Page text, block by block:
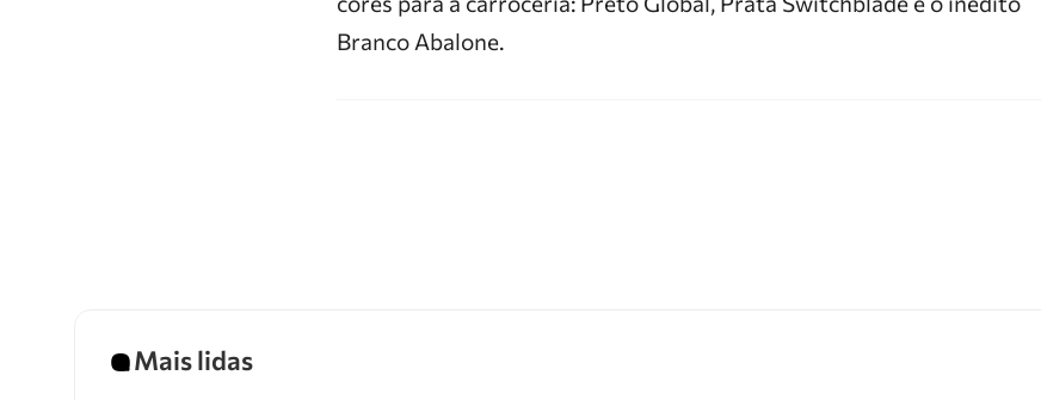
Branco Abalone.
Mais lidas